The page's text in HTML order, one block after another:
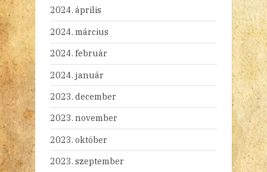
2024. április
2024. március
2024. február
2024. január
2023. december
2023. november
2023. október
2023. szeptember